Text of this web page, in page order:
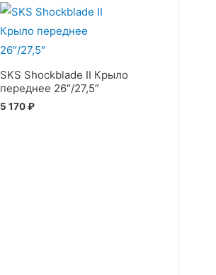
SKS Shockblade II Крыло
переднее 26″/27,5″
5 170₽